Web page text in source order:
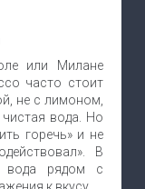
или Милане
часто стоит
не с лимоном,
вода. Но
горечь» и не
В
вода рядом с